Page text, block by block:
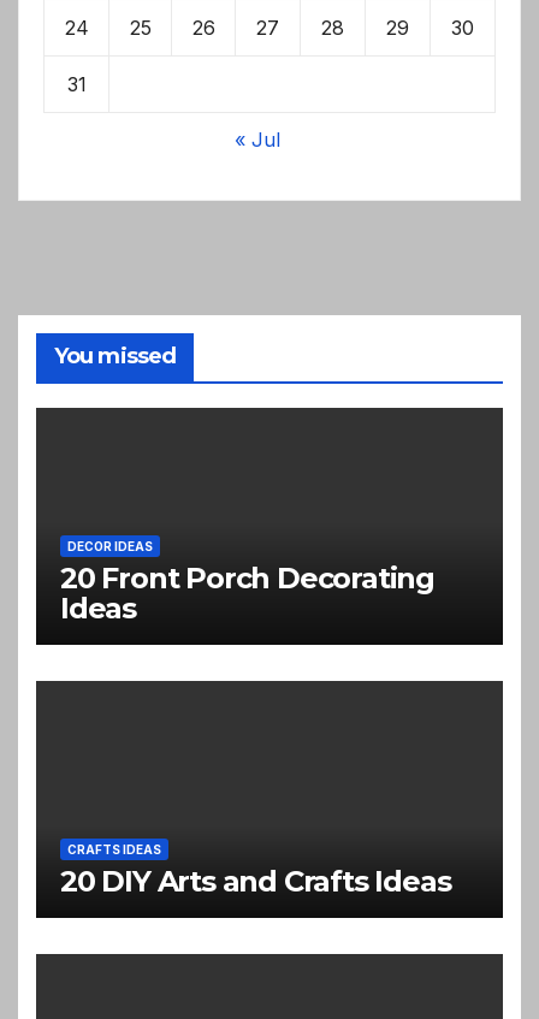
24 25 26 27 28 29 30
31
« Jul
You missed
DECOR IDEAS
20 Front Porch Decorating
Ideas
CRAFTS IDEAS
20 DIY Arts and Crafts Ideas